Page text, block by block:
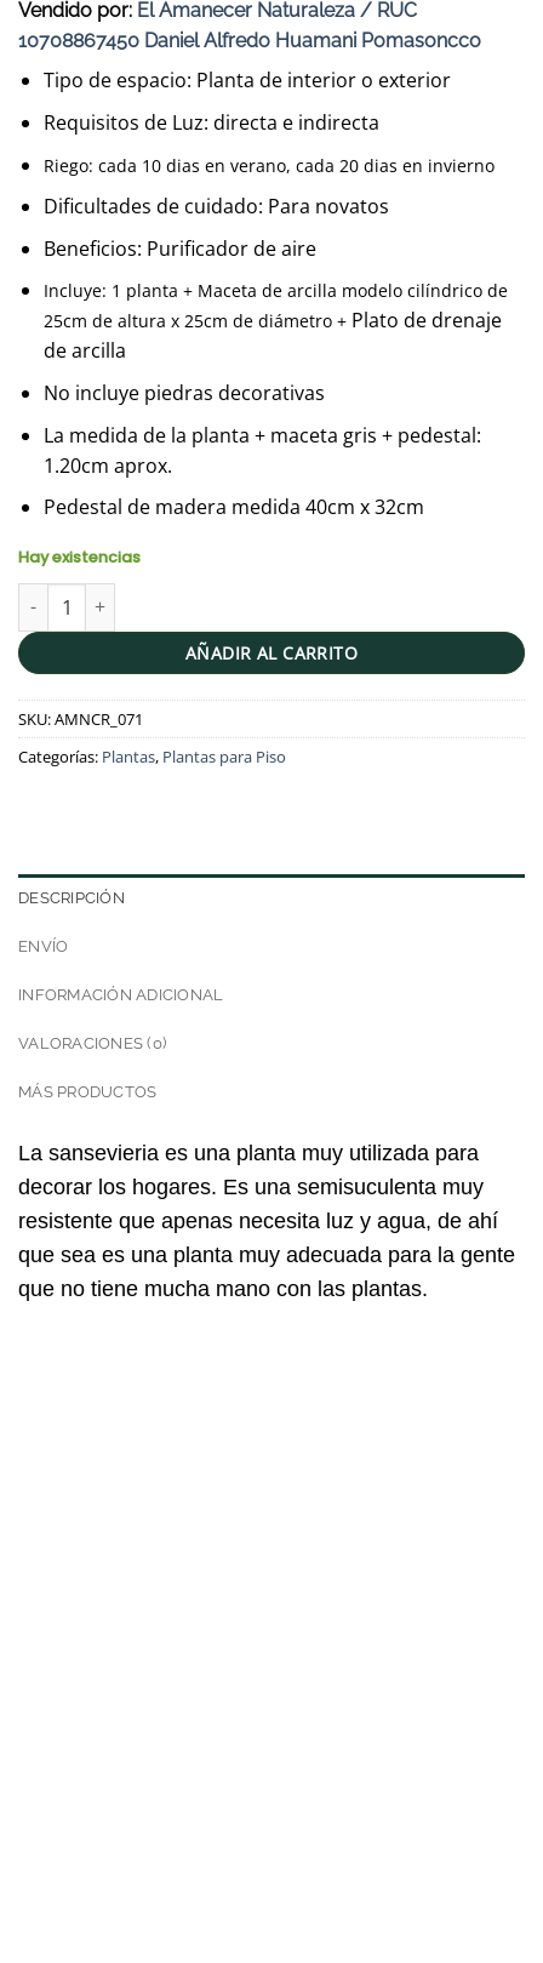
original
era:
S/195.00.
actual
es:
S/170.00.
Vendido por: El Amanecer Naturaleza / RUC
10708867450 Daniel Alfredo Huamani Pomasoncco
Tipo de espacio: Planta de interior o exterior
Requisitos de Luz: directa e indirecta
Riego: cada 10 dias en verano, cada 20 dias en invierno
Dificultades de cuidado: Para novatos
Beneficios: Purificador de aire
Incluye: 1 planta + Maceta de arcilla modelo cilíndrico de
25cm de altura x 25cm de diámetro + Plato de drenaje
de arcilla
No incluye piedras decorativas
La medida de la planta + maceta gris + pedestal:
1.20cm aprox.
Pedestal de madera medida 40cm x 32cm
Hay existencias
Lengua de suegra / Sansevieria + Maceta gris | 1.2mts cantidad
AÑADIR AL CARRITO
SKU:AMNCR_071
Categorías: Plantas, Plantas para Piso
DESCRIPCIÓN
ENVÍO
INFORMACIÓN ADICIONAL
VALORACIONES (0)
MÁS PRODUCTOS
La sansevieria es una planta muy utilizada para
decorar los hogares. Es una semisuculenta muy
resistente que apenas necesita luz y agua, de ahí
que sea es una planta muy adecuada para la gente
que no tiene mucha mano con las plantas.